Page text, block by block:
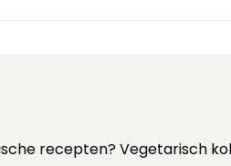
recepten? Vegetarisch